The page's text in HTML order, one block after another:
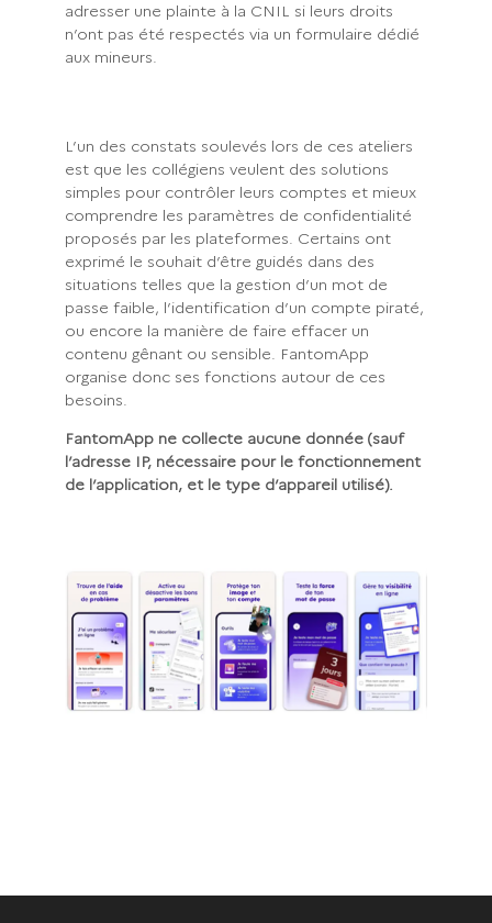
adresser une plainte à la CNIL si leurs droits
n’ont pas été respectés via un formulaire dédié
aux mineurs.
L’un des constats soulevés lors de ces ateliers
est que les collégiens veulent des solutions
simples pour contrôler leurs comptes et mieux
comprendre les paramètres de confidentialité
proposés par les plateformes. Certains ont
exprimé le souhait d’être guidés dans des
situations telles que la gestion d’un mot de
passe faible, l’identification d’un compte piraté,
ou encore la manière de faire effacer un
contenu gênant ou sensible. FantomApp
organise donc ses fonctions autour de ces
besoins.
FantomApp ne collecte aucune donnée (sauf
l’adresse IP, nécessaire pour le fonctionnement
de l’application, et le type d’appareil utilisé).